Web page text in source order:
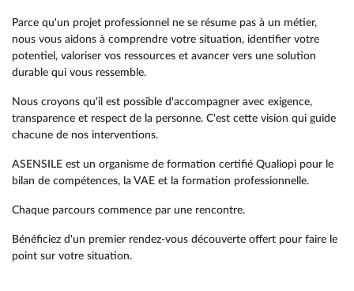
Parce qu'un projet professionnel ne se résume pas à un métier,
nous vous aidons à comprendre votre situation, identifier votre
potentiel, valoriser vos ressources et avancer vers une solution
durable qui vous ressemble.
Nous croyons qu'il est possible d'accompagner avec exigence,
transparence et respect de la personne. C'est cette vision qui guide
chacune de nos interventions.
ASENSILE est un organisme de formation certifié Qualiopi pour le
bilan de compétences, la VAE et la formation professionnelle.
Chaque parcours commence par une rencontre.
Bénéficiez d'un premier rendez-vous découverte offert pour faire le
point sur votre situation.